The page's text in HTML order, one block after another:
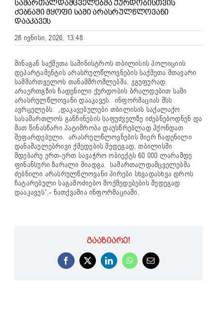
ᲡᲐᲛᲐᲠᲗᲐᲚᲓᲐᲛᲪᲕᲔᲚᲔᲑᲛᲐ ᲥᲣᲠᲓᲝᲑᲘᲡᲗᲕᲘᲡ
ᲫᲔᲑᲜᲐᲨᲘ ᲛᲧᲝᲤᲘ ᲡᲐᲛᲘ ᲐᲠᲐᲡᲠᲣᲚᲬᲚᲝᲕᲐᲜᲘ
ᲓᲐᲐᲙᲐᲕᲔᲡ
28 ივნისი, 2026, 13:48
შინაგან საქმეთა სამინისტროს თბილისის პოლიციის
დეპარტამენტის არასრულწლოვნების საქმეთა მთავარი
სამმართველოს თანამშრომლებმა, ჯგუფურად,
არაერთგზის ჩადენილი ქურდობის ბრალდებით სამი
არასრულწლოვანი დააკავეს. ინფორმაციას შსს
ავრცელებს. „დაკავებულები თბილისის საქალაქო
სასამართლოს განჩინების საფუძველზე იძებნებოდნენ და
მათ წინასწარი პატიმრობა დაუსწრებლად ჰქონდათ
შეფარდებული. არასრულწლოვნების მიერ ჩადენილი
დანაშაულებრივი ქმედების შედეგად, თბილისში
მდებარე ერთ-ერთ სავაჭრო ობიექტს 60 000 ლარამდე
ფინანსური ზარალი მიადგა. სამართალდამცველებმა
ძებნილი არასრულწლოვანი პირები სხვადასხვა დროს
ჩატარებული საგამოძიებო მოქმედებების შედეგად
დააკავეს”,- ნათქვამია ინფორმაციაში.
ᲒᲐᲐᲖᲘᲐᲠᲔ!
Facebook
X LinkedInWhatsApp
Email